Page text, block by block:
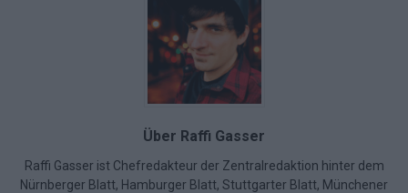
Über Raffi Gasser
Raffi Gasser ist Chefredakteur der Zentralredaktion hinter dem
Nürnberger Blatt, Hamburger Blatt, Stuttgarter Blatt, Münchener